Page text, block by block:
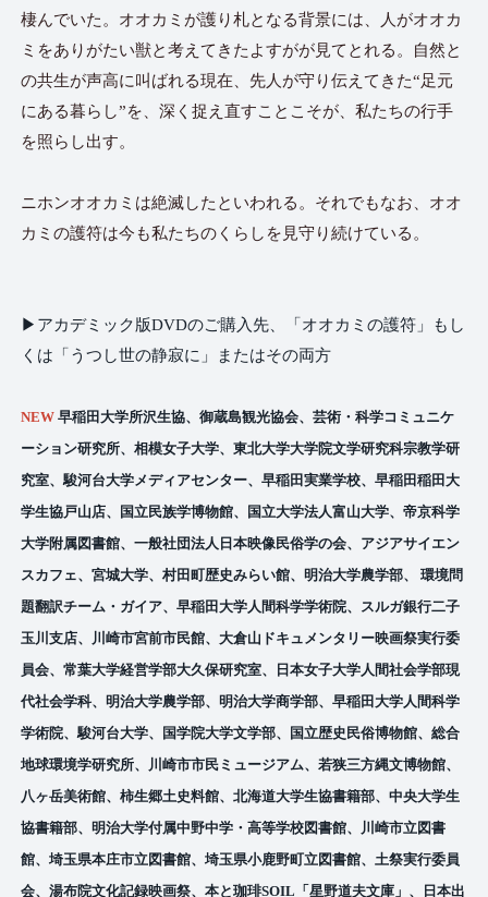
棲んでいた。オオカミが護り札となる背景には、人がオオカ
ミをありがたい獣と考えてきたよすがが見てとれる。自然と
の共生が声高に叫ばれる現在、先人が守り伝えてきた“足元
にある暮らし”を、深く捉え直すことこそが、私たちの行手
を照らし出す。
ニホンオオカミは絶滅したといわれる。それでもなお、オオ
カミの護符は今も私たちのくらしを見守り続けている。
▶︎アカデミック版DVDのご購入先、「オオカミの護符」もし
くは「うつし世の静寂に」またはその両方
NEW早稲田大学所沢生協、御蔵島観光協会、芸術・科学コミュニケ
ーション研究所、相模女子大学、東北大学大学院文学研究科宗教学研
究室、駿河台大学メディアセンター、早稲田実業学校、早稲田稲田大
学生協戸山店、国立民族学博物館、国立大学法人富山大学、帝京科学
大学附属図書館、一般社団法人日本映像民俗学の会、アジアサイエン
スカフェ、宮城大学、村田町歴史みらい館、明治大学農学部、 環境問
題翻訳チーム・ガイア、早稲田大学人間科学学術院、スルガ銀行二子
玉川支店、川崎市宮前市民館、大倉山ドキュメンタリー映画祭実行委
員会、常葉大学経営学部大久保研究室、日本女子大学人間社会学部現
代社会学科、明治大学農学部、明治大学商学部、早稲田大学人間科学
学術院、駿河台大学、国学院大学文学部、国立歴史民俗博物館、総合
地球環境学研究所、川崎市市民ミュージアム、若狭三方縄文博物館、
八ヶ岳美術館、柿生郷土史料館、北海道大学生協書籍部、中央大学生
協書籍部、明治大学付属中野中学・高等学校図書館、川崎市立図書
館、埼玉県本庄市立図書館、埼玉県小鹿野町立図書館、土祭実行委員
会、湯布院文化記録映画祭、本と珈琲SOIL「星野道夫文庫」、日本出